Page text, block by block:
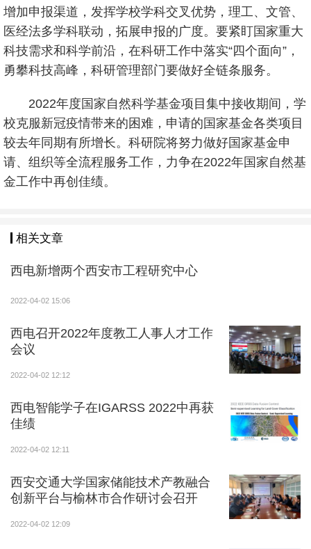
增加申报渠道，发挥学校学科交叉优势，理工、文管、
医经法多学科联动，拓展申报的广度。要紧盯国家重大
科技需求和科学前沿，在科研工作中落实“四个面向”，
勇攀科技高峰，科研管理部门要做好全链条服务。
2022年度国家自然科学基金项目集中接收期间，学
校克服新冠疫情带来的困难，申请的国家基金各类项目
较去年同期有所增长。科研院将努力做好国家基金申
请、组织等全流程服务工作，力争在2022年国家自然基
金工作中再创佳绩。
相关文章
西电新增两个西安市工程研究中心
2022-04-02 15:06
西电召开2022年度教工人事人才工作
会议
2022-04-02 12:12
西电智能学子在IGARSS 2022中再获
佳绩
2022-04-02 12:11
西安交通大学国家储能技术产教融合
创新平台与榆林市合作研讨会召开
2022-04-02 12:09